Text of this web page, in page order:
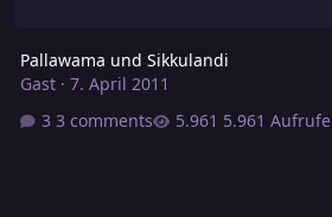
Pallawama und Sikkulandi
Gast· 7. April 2011
3 comments
5.961 Aufrufe